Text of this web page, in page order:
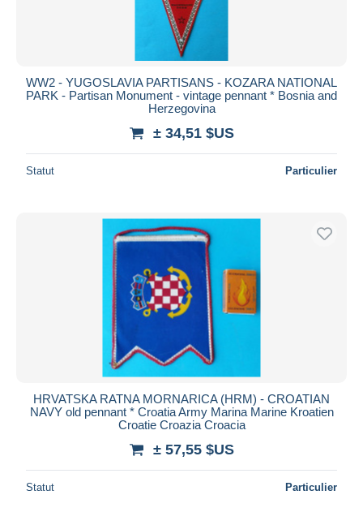
WW2 - YUGOSLAVIA PARTISANS - KOZARA NATIONAL
PARK - Partisan Monument - vintage pennant * Bosnia and
Herzegovina
± 34,51 $US
Statut Particulier
HRVATSKA RATNA MORNARICA (HRM) - CROATIAN
NAVY old pennant * Croatia Army Marina Marine Kroatien
Croatie Croazia Croacia
± 57,55 $US
Statut Particulier